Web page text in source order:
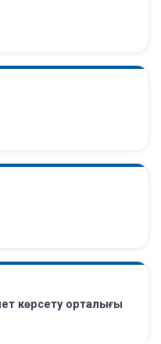
көрсету орталығы